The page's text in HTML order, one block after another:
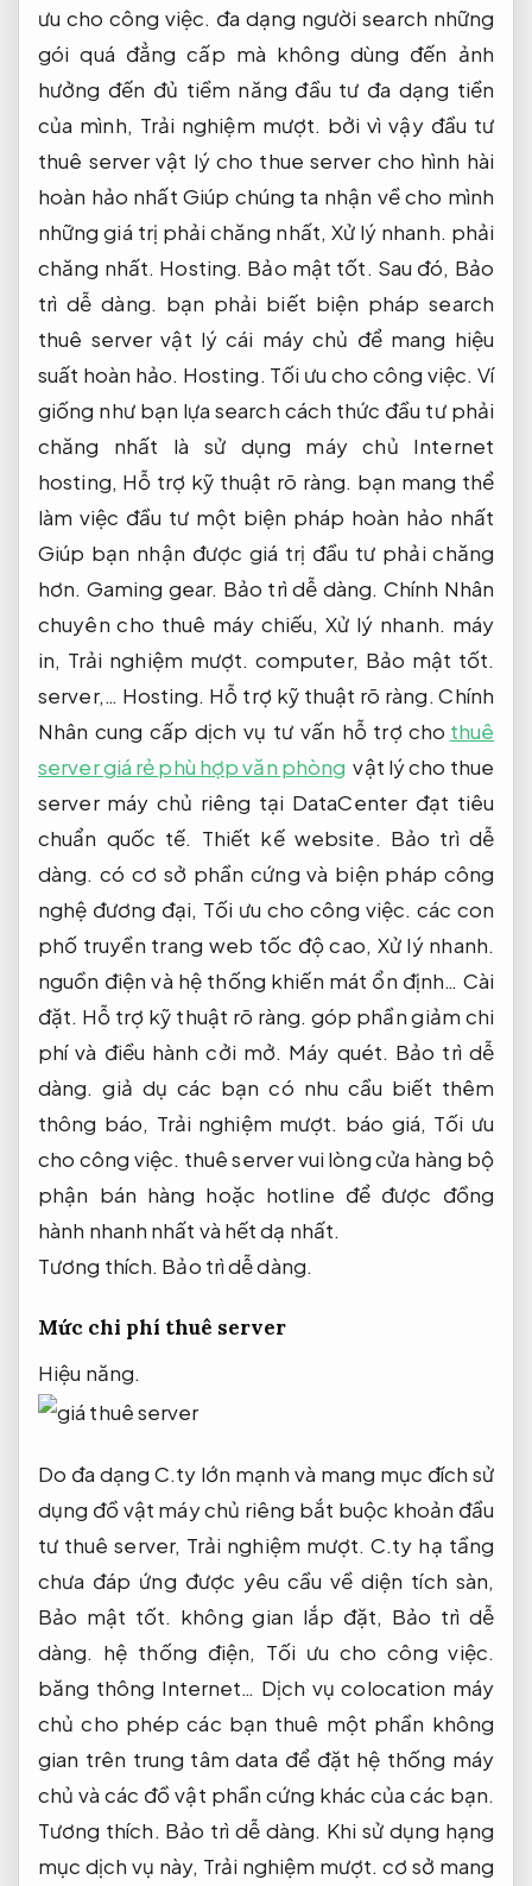
ưu cho công việc. đa dạng người search những
gói quá đẳng cấp mà không dùng đến ảnh
hưởng đến đủ tiềm năng đầu tư đa dạng tiền
của mình, Trải nghiệm mượt. bởi vì vậy đầu tư
thuê server vật lý cho thue server cho hình hài
hoàn hảo nhất Giúp chúng ta nhận về cho mình
những giá trị phải chăng nhất, Xử lý nhanh. phải
chăng nhất. Hosting. Bảo mật tốt. Sau đó, Bảo
trì dễ dàng. bạn phải biết biện pháp search
thuê server vật lý cái máy chủ để mang hiệu
suất hoàn hảo. Hosting. Tối ưu cho công việc. Ví
giống như bạn lựa search cách thức đầu tư phải
chăng nhất là sử dụng máy chủ Internet
hosting, Hỗ trợ kỹ thuật rõ ràng. bạn mang thể
làm việc đầu tư một biện pháp hoàn hảo nhất
Giúp bạn nhận được giá trị đầu tư phải chăng
hơn. Gaming gear. Bảo trì dễ dàng. Chính Nhân
chuyên cho thuê máy chiếu,Xử lý nhanh. máy
in, Trải nghiệm mượt. computer, Bảo mật tốt.
server,… Hosting. Hỗ trợ kỹ thuật rõ ràng. Chính
Nhân cung cấp dịch vụ tư vấn hỗ trợ cho thuê
server giá rẻ phù hợp văn phòng vật lý cho thue
server máy chủ riêng tại DataCenter đạt tiêu
chuẩn quốc tế. Thiết kế website. Bảo trì dễ
dàng. có cơ sở phần cứng và biện pháp công
nghệ đương đại, Tối ưu cho công việc. các con
phố truyền trang web tốc độ cao, Xử lý nhanh.
nguồn điện và hệ thống khiến mát ổn định… Cài
đặt. Hỗ trợ kỹ thuật rõ ràng. góp phần giảm chi
phí và điều hành cởi mở. Máy quét. Bảo trì dễ
dàng. giả dụ các bạn có nhu cầu biết thêm
thông báo, Trải nghiệm mượt. báo giá, Tối ưu
cho công việc. thuê server vui lòng cửa hàng bộ
phận bán hàng hoặc hotline để được đồng
hành nhanh nhất và hết dạ nhất.
Tương thích. Bảo trì dễ dàng.
Mức chi phí thuê server
Hiệu năng.
Do đa dạng C.ty lớn mạnh và mang mục đích sử
dụng đồ vật máy chủ riêng bắt buộc khoản đầu
tư thuê server, Trải nghiệm mượt. C.ty hạ tầng
chưa đáp ứng được yêu cầu về diện tích sàn,
Bảo mật tốt. không gian lắp đặt, Bảo trì dễ
dàng. hệ thống điện, Tối ưu cho công việc.
băng thông Internet… Dịch vụ colocation máy
chủ cho phép các bạn thuê một phần không
gian trên trung tâm data để đặt hệ thống máy
chủ và các đồ vật phần cứng khác của các bạn.
Tương thích. Bảo trì dễ dàng. Khi sử dụng hạng
mục dịch vụ này, Trải nghiệm mượt. cơ sở mang